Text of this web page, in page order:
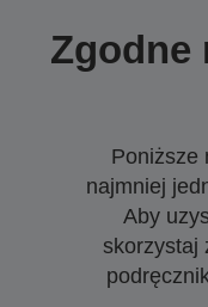
Zgodne
Poniższe
najmniej
Aby
skorzystaj